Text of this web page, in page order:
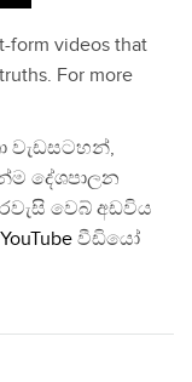
form videos that
For more
වැඩසටහන්,
දේශපාලන
වෙබ් අඩවිය
YouTube වීඩියෝ